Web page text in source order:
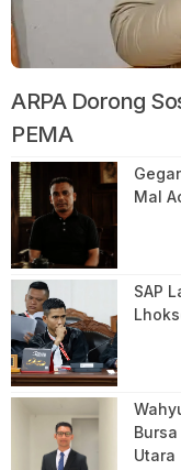
ARPA Dorong
PEMA
Mal
SAP
Utara